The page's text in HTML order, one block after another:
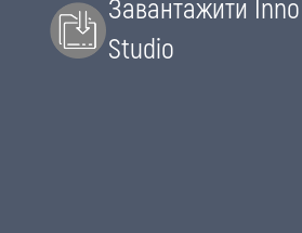
Завантажити
Studio